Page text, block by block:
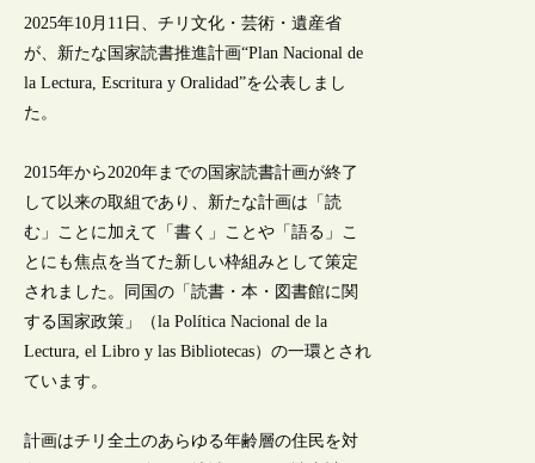
2025年10月11日、チリ文化・芸術・遺産省
が、新たな国家読書推進計画“Plan Nacional de
la Lectura, Escritura y Oralidad”を公表しまし
た。
2015年から2020年までの国家読書計画が終了
して以来の取組であり、新たな計画は「読
む」ことに加えて「書く」ことや「語る」こ
とにも焦点を当てた新しい枠組みとして策定
されました。同国の「読書・本・図書館に関
する国家政策」（la Política Nacional de la
Lectura, el Libro y las Bibliotecas）の一環とされ
ています。
計画はチリ全土のあらゆる年齢層の住民を対